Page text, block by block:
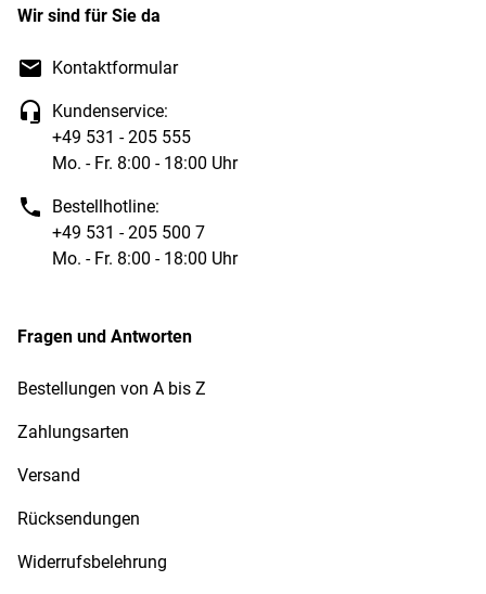
Wir sind für Sie da
Kontaktformular
Kundenservice:
+49 531 - 205 555
Mo. - Fr. 8:00 - 18:00 Uhr
Bestellhotline:
+49 531 - 205 500 7
Mo. - Fr. 8:00 - 18:00 Uhr
Fragen und Antworten
Bestellungen von A bis Z
Zahlungsarten
Versand
Rücksendungen
Widerrufsbelehrung